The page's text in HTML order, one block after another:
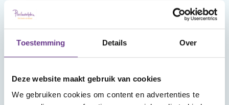
Toestemming Details Over
Deze website maakt gebruik van cookies
We gebruiken cookies om content en advertenties te
Mijn Sophi is je persoonlijke én beveiligde
omgeving van sophi.online. Alleen jij hebt er,
toegang toe.
Account aanmaken